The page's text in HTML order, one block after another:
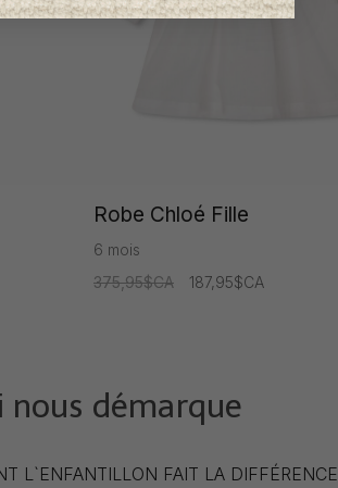
Robe Chloé Fille
6 mois
375,95$CA
187,95$CA
nous démarque
L`ENFANTILLON FAIT LA DIFFÉRENCE